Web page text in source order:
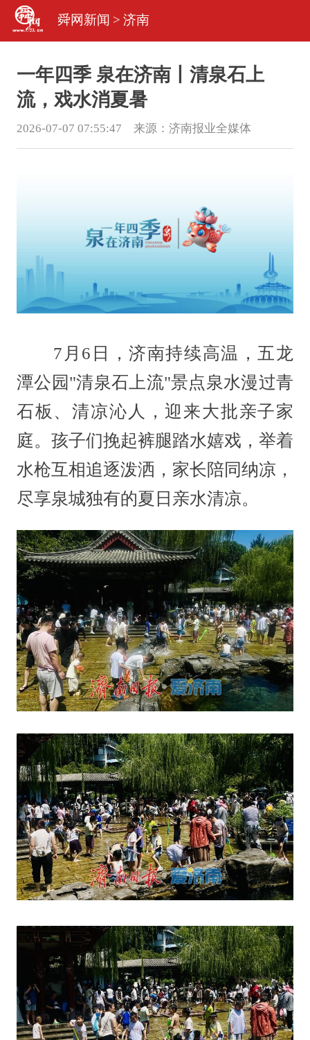
舜网新闻 > 济南
一年四季 泉在济南丨清泉石上
流，戏水消夏暑
2026-07-07 07:55:47 来源： 济南报业全媒体
7月6日，济南持续高温，五龙
潭公园"清泉石上流"景点泉水漫过青
石板、清凉沁人，迎来大批亲子家
庭。孩子们挽起裤腿踏水嬉戏，举着
水枪互相追逐泼洒，家长陪同纳凉，
尽享泉城独有的夏日亲水清凉。